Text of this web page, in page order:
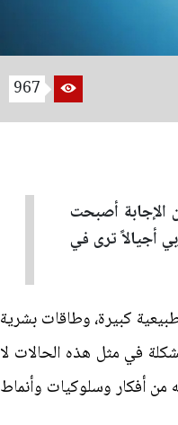
967
الإجابة أصبحت
أجيالاً ترى في
كبيرة، وطاقات بشرية
في مثل هذه الحالات لا
من أفكار وسلوكيات وأنماط